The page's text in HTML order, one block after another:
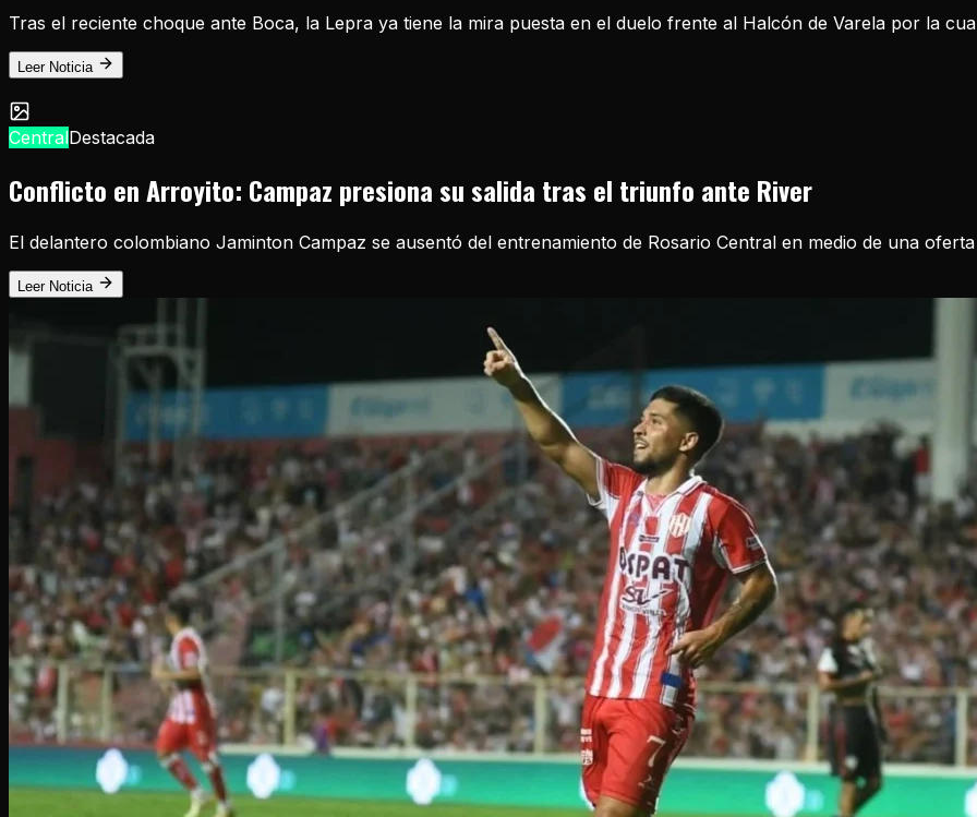
Tras el reciente choque ante Boca, la Lepra ya tiene la mira puesta en el duelo frente al Halcón de Varela por la
Leer Noticia
CentralDestacada
Conflicto en Arroyito: Campaz presiona su salida tras el triunfo ante River
El delantero colombiano Jaminton Campaz se ausentó del entrenamiento de Rosario Central en medio de una
Leer Noticia